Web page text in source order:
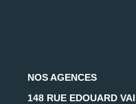
NOS AGENCES
148 RUE EDOUARD